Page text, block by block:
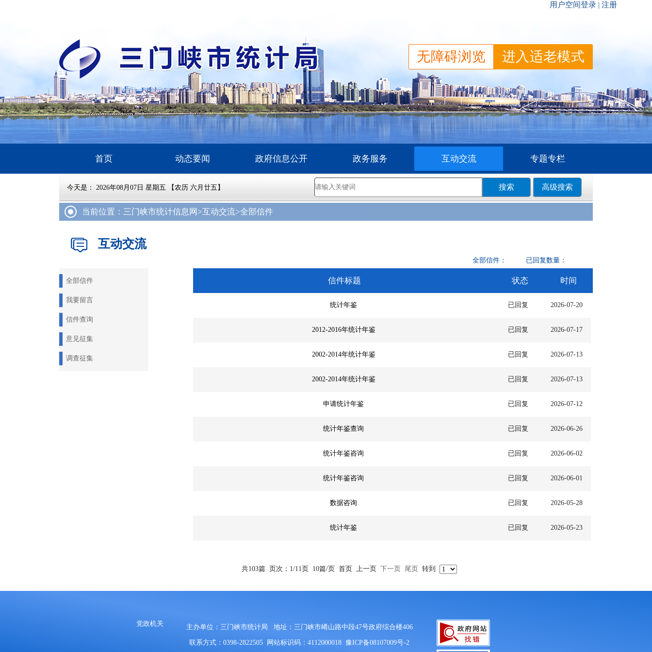
无障碍浏览 进入适老模式
首页 动态要闻 政府信息公开 政务服务 互动交流 专题专栏
今天是： 2026年08月07日 星期五 【农历 六月廿五】 搜索 高级搜索
当前位置：三门峡市统计信息网 >互动交流>全部信件
互动交流
全部信件
我要留言
信件查询
意见征集
调查征集
全部信件： 已回复数量：
信件标题 状态 时间
统计年鉴 已回复 2026-07-20
2012-2016年统计年鉴 已回复 2026-07-17
2002-2014年统计年鉴 已回复 2026-07-13
2002-2014年统计年鉴 已回复 2026-07-13
申请统计年鉴 已回复 2026-07-12
统计年鉴查询 已回复 2026-06-26
统计年鉴咨询 已回复 2026-06-02
统计年鉴咨询 已回复 2026-06-01
数据咨询 已回复 2026-05-28
统计年鉴 已回复 2026-05-23
共103篇 页次：1/11页 10篇/页 首页 上一页 下一页 尾页 转到
党政机关 主办单位：三门峡市统计局 地址：三门峡市崤山路中段47号政府综合楼406
联系方式：0398-2822505 网站标识码：4112000018 豫ICP备08107009号-2